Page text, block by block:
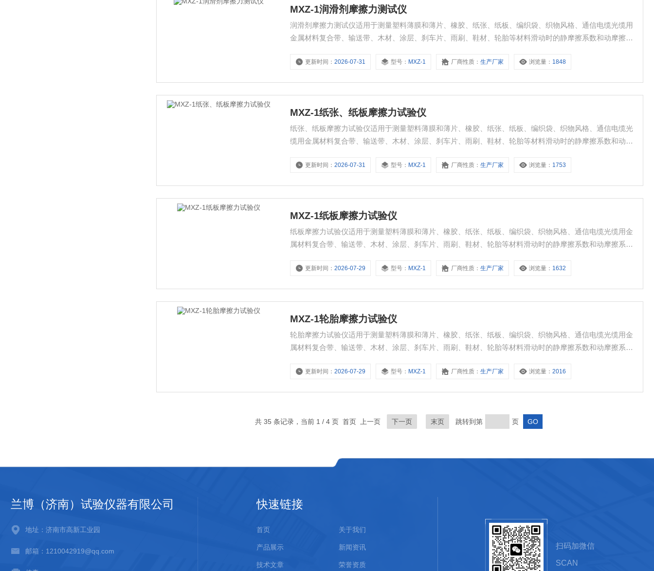
MXZ-1润滑剂摩擦力测试仪
润滑剂摩擦力测试仪适用于测量塑料薄膜和薄片、橡胶、纸张、纸板、编织袋、织物风格、通信电缆光缆用
金属材料复合带、输送带、木材、涂层、刹车片、雨刷、鞋材、轮胎等材料滑动时的静摩擦系数和动摩擦系
更新时间：2026-07-31 型号： MXZ-1 厂商性质：生产厂家 浏览量： 1848
MXZ-1纸张、纸板摩擦力试验仪
纸张、纸板摩擦力试验仪适用于测量塑料薄膜和薄片、橡胶、纸张、纸板、编织袋、织物风格、通信电缆光
缆用金属材料复合带、输送带、木材、涂层、刹车片、雨刷、鞋材、轮胎等材料滑动时的静摩擦系数和动摩
更新时间：2026-07-31 型号： MXZ-1 厂商性质：生产厂家 浏览量： 1753
MXZ-1纸板摩擦力试验仪
纸板摩擦力试验仪适用于测量塑料薄膜和薄片、橡胶、纸张、纸板、编织袋、织物风格、通信电缆光缆用金
属材料复合带、输送带、木材、涂层、刹车片、雨刷、鞋材、轮胎等材料滑动时的静摩擦系数和动摩擦系
更新时间：2026-07-29 型号： MXZ-1 厂商性质：生产厂家 浏览量： 1632
MXZ-1轮胎摩擦力试验仪
轮胎摩擦力试验仪适用于测量塑料薄膜和薄片、橡胶、纸张、纸板、编织袋、织物风格、通信电缆光缆用金
属材料复合带、输送带、木材、涂层、刹车片、雨刷、鞋材、轮胎等材料滑动时的静摩擦系数和动摩擦系
更新时间：2026-07-29 型号： MXZ-1 厂商性质：生产厂家 浏览量：2016
共 35 条记录，当前 1 / 4 页 首页 上一页 下一页 末页 跳转到第 页
兰博（济南）试验仪器有限公司
地址：济南市高新工业园
邮箱：1210042919@qq.com
快速链接
首页 关于我们
产品展示 新闻资讯
技术文章 荣誉资质
扫码加微信
SCAN